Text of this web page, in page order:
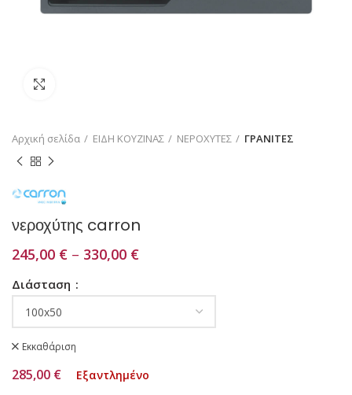
Αρχική σελίδα ΕΙΔΗ ΚΟΥΖΙΝΑΣ ΝΕΡΟΧΥΤΕΣ ΓΡΑΝΙΤΕΣ
νεροχύτης carron
245,00 € – 330,00 €
Διάσταση
Εκκαθάριση
285,00 € Εξαντλημένο